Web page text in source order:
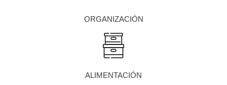
ORGANIZACIÓN
ALIMENTACIÓN